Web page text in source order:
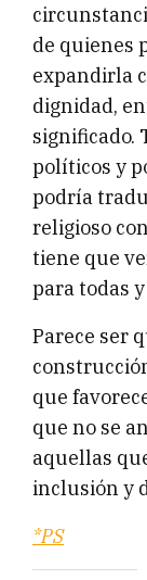
de quienes
expandirla
dignidad,
significado.
políticos y
podría
religioso
tiene que
para todas
Parece ser
que
que no se
aquellas
inclusión y
*PS